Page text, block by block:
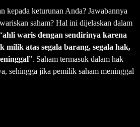
kepada keturunan Anda? Jawabannya
saham? Hal ini dijelaskan dalam
ahli waris dengan sendirinya karena
milik atas segala barang, segala hak,
”. Saham termasuk dalam hak
sehingga jika pemilik saham meninggal